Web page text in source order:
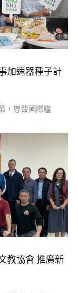
加速器種子計
，導致國際糧
教協會 推廣新